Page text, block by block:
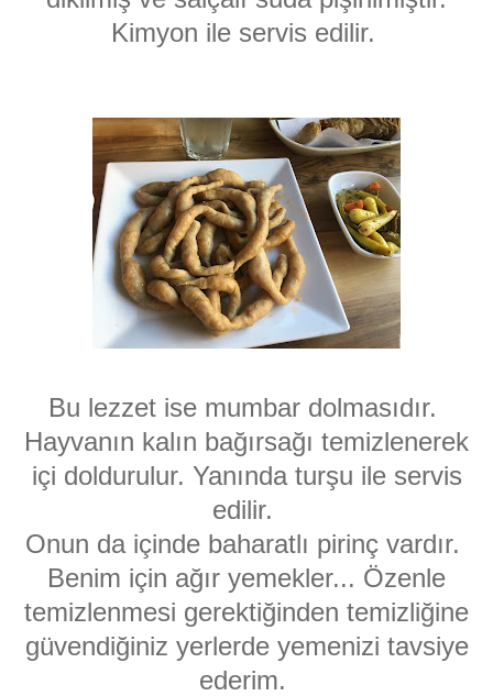
Kimyon ile servis edilir.
Bu lezzet ise mumbar dolmasıdır.
Hayvanın kalın bağırsağı temizlenerek
içi doldurulur. Yanında turşu ile servis
edilir.
Onun da içinde baharatlı pirinç vardır.
Benim için ağır yemekler... Özenle
temizlenmesi gerektiğinden temizliğine
güvendiğiniz yerlerde yemenizi tavsiye
ederim.